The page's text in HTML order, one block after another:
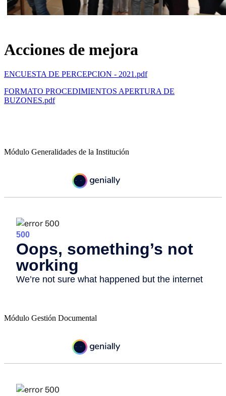
Acciones de mejora
ENCUESTA DE PERCEPCION - 2021.pdf
FORMATO PROCEDIMIENTOS APERTURA DE
BUZONES.pdf
Módulo Generalidades de la Institución
Módulo Gestión Documental